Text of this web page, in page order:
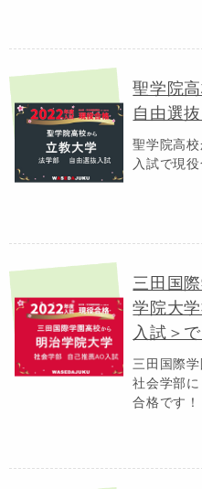
聖学院
自由選
聖学院高
入試で現役
三田国
学院大
入試＞
三田国際
社会学部
合格です！